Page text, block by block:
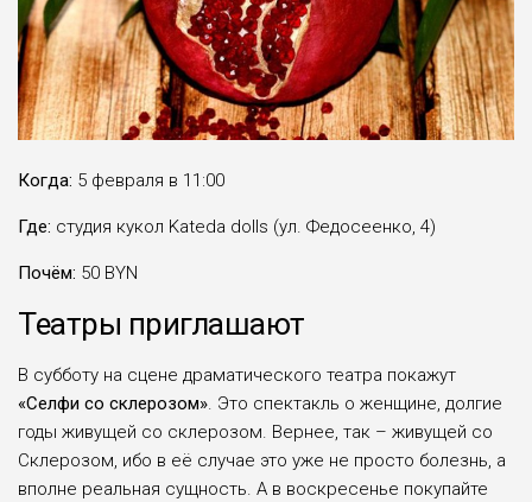
Когда: 5 февраля в 11:00
Где: студия кукол Kateda dolls (ул. Федосеенко, 4)
Почём: 50 BYN
Театры приглашают
В субботу на сцене драматического театра покажут
«Селфи со склерозом». Это спектакль о женщине, долгие
годы живущей со склерозом. Вернее, так – живущей со
Склерозом, ибо в её случае это уже не просто болезнь, а
вполне реальная сущность. А в воскресенье покупайте